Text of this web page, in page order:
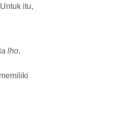
itu,
lho.